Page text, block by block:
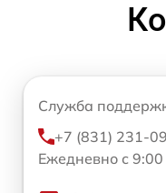
Служба
+7 (831) 231-
Ежедневно с